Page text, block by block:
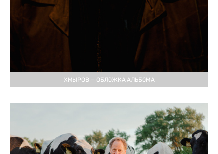
ХМЫРОВ — ОБЛОЖКА АЛЬБОМА